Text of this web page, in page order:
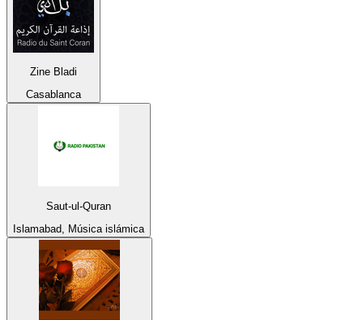
Zine Bladi
Casablanca
Saut-ul-Quran
Islamabad, Música islámica